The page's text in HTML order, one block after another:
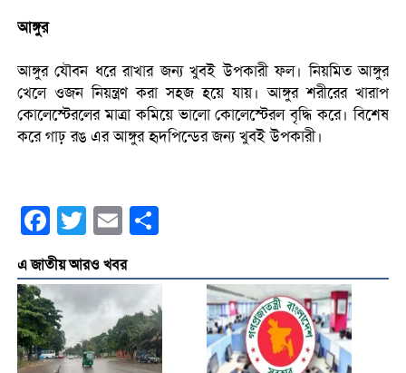
আঙ্গুর
আঙ্গুর যৌবন ধরে রাখার জন্য খুবই উপকারী ফল। নিয়মিত আঙ্গুর
খেলে ওজন নিয়ন্ত্রণ করা সহজ হয়ে যায়। আঙ্গুর শরীরের খারাপ
কোলেস্টেরলের মাত্রা কমিয়ে ভালো কোলেস্টেরল বৃদ্ধি করে। বিশেষ
করে গাঢ় রঙ এর আঙ্গুর হৃদপিন্ডের জন্য খুবই উপকারী।
Facebook
Twitter Email
এ জাতীয় আরও খবর